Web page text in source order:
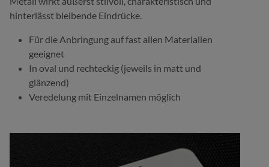
hinterlässt bleibende Eindrücke.
Für die Anbringung auf fast allen Materialien
geeignet
In oval und rechteckig (jeweils in matt und
glänzend)
Veredelung mit Einzelnamen möglich